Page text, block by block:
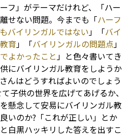
フ」がテーマだけれど、「ハー
せない問題。今までも「ハーフ
バイリンガルではない 」「バイ
育 」「バイリンガルの問題点 」
よかったこと 」と色々書いてき
にバイリンガル教育をしようか
んはどうすればよいのでしょう
子供の世界を広げてあげるか、
懸念して安易にバイリンガル教
いのか?「これが正しい」とか
白黒ハッキリした答えを出すこ